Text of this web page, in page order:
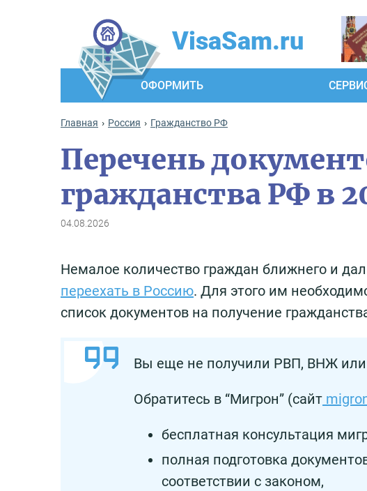
VisaSam.ru
ОФОРМИТЬ
Главная Россия Гражданство РФ
Перечень
гражданства РФ в
04.08.2026
Немалое количество граждан ближнего и
переехать в Россию. Для этого им
список документов на получение
Вы еще не получили РВП, ВНЖ или
Обратитесь в “Мигрон” (сайт
бесплатная консультация
полная подготовка
соответствии с законом,